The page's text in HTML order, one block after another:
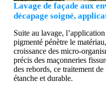
Lavage de façade aux
décapage soigné,
Suite au lavage,
pigmenté pénètre le
croissance des micro-
précis des maçonneries
des rebords, ce traitement
étanche et durable.